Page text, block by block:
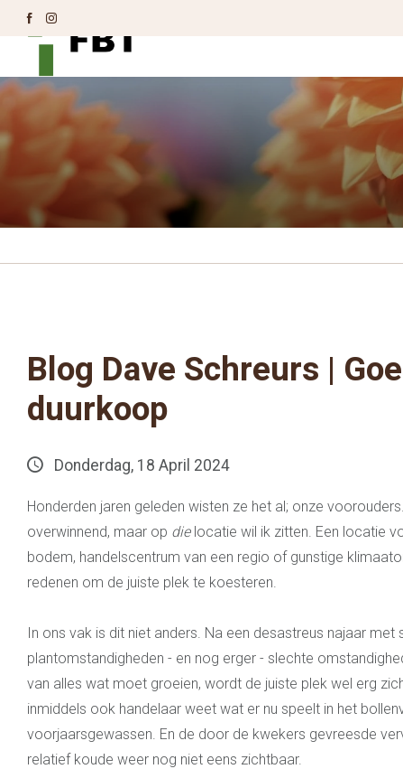
Blog Dave Schreurs |
duurkoop
Donderdag, 18 April 2024
Honderden jaren geleden wisten ze het al; onze
overwinnend, maar op dielocatie wil ik zitten. Een locatie
bodem, handelscentrum van een regio of gunstige
redenen om de juiste plek te koesteren.
In ons vak is dit niet anders. Na een desastreus najaar met
plantomstandigheden - en nog erger - slechte
van alles wat moet groeien, wordt de juiste plek wel erg
inmiddels ook handelaar weet wat er nu speelt in het
voorjaarsgewassen. En de door de kwekers gevreesde
relatief koude weer nog niet eens zichtbaar.